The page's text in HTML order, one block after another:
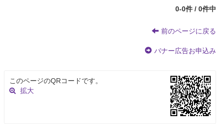
0-0件 / 0件中
前のページに戻る
バナー広告お申込み
このページのQRコードです。
拡大